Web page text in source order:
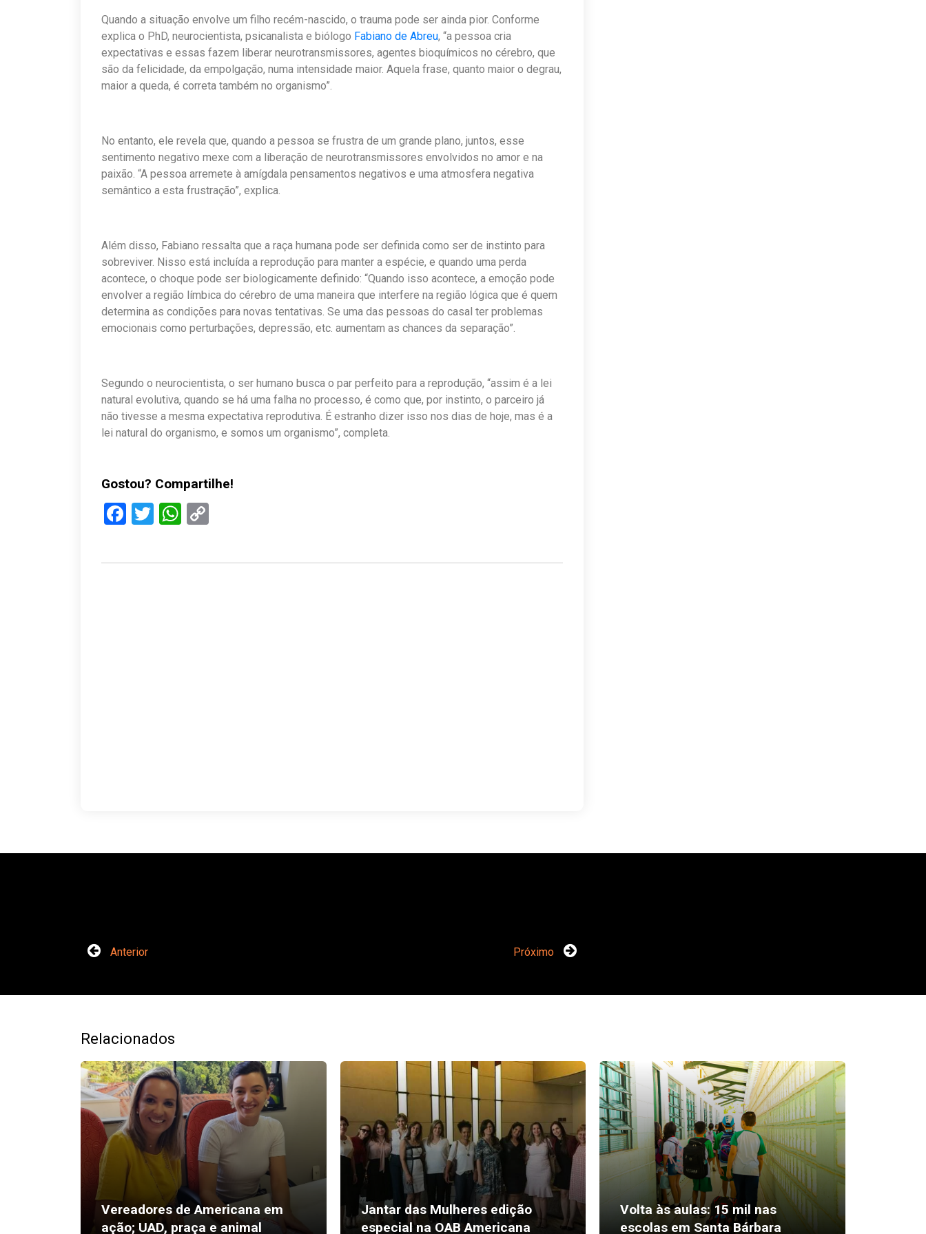
Quando a situação envolve um filho recém-nascido, o trauma pode ser ainda pior. Conforme
explica o PhD, neurocientista, psicanalista e biólogo Fabiano de Abreu, “a pessoa cria
expectativas e essas fazem liberar neurotransmissores, agentes bioquímicos no cérebro, que
são da felicidade, da empolgação, numa intensidade maior. Aquela frase, quanto maior o degrau,
maior a queda, é correta também no organismo”.
No entanto, ele revela que, quando a pessoa se frustra de um grande plano, juntos, esse
sentimento negativo mexe com a liberação de neurotransmissores envolvidos no amor e na
paixão. “A pessoa arremete à amígdala pensamentos negativos e uma atmosfera negativa
semântico a esta frustração”, explica.
Além disso, Fabiano ressalta que a raça humana pode ser definida como ser de instinto para
sobreviver. Nisso está incluída a reprodução para manter a espécie, e quando uma perda
acontece, o choque pode ser biologicamente definido: “Quando isso acontece, a emoção pode
envolver a região límbica do cérebro de uma maneira que interfere na região lógica que é quem
determina as condições para novas tentativas. Se uma das pessoas do casal ter problemas
emocionais como perturbações, depressão, etc. aumentam as chances da separação”.
Segundo o neurocientista, o ser humano busca o par perfeito para a reprodução, “assim é a lei
natural evolutiva, quando se há uma falha no processo, é como que, por instinto, o parceiro já
não tivesse a mesma expectativa reprodutiva. É estranho dizer isso nos dias de hoje, mas é a
lei natural do organismo, e somos um organismo”, completa.
Gostou? Compartilhe!
Facebook
TwitterWhatsApp
Anterior Próximo
Relacionados
Vereadores de Americana em
ação; UAD, praça e animal
Jantar das Mulheres edição
especial na OAB Americana
Volta às aulas: 15 mil nas
escolas em Santa Bárbara